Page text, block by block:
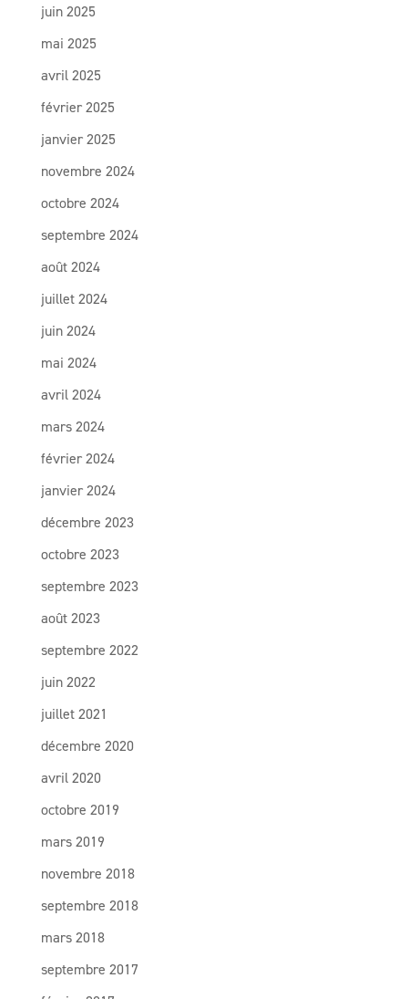
juin 2025
mai 2025
avril 2025
février 2025
janvier 2025
novembre 2024
octobre 2024
septembre 2024
août 2024
juillet 2024
juin 2024
mai 2024
avril 2024
mars 2024
février 2024
janvier 2024
décembre 2023
octobre 2023
septembre 2023
août 2023
septembre 2022
juin 2022
juillet 2021
décembre 2020
avril 2020
octobre 2019
mars 2019
novembre 2018
septembre 2018
mars 2018
septembre 2017